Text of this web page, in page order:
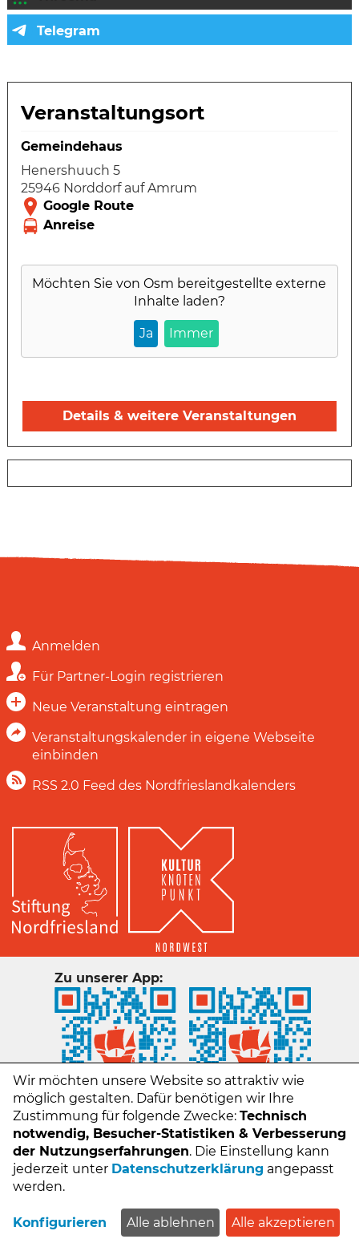
Veranstaltungsort
Gemeindehaus
Henershuuch 5
25946 Norddorf auf Amrum
Möchten Sie vonOsm bereitgestellte externe
Inhalte laden?
Ja Immer
Details & weitere Veranstaltungen
Anmelden
Für Partner-Login registrieren
Neue Veranstaltung eintragen
Veranstaltungskalender in eigene Webseite
einbinden
RSS 2.0 Feed des Nordfrieslandkalenders
Kontakt
Datenschutz
FAQs - Häufige Fragen
Zu unserer App:
Wir möchten unsere Website so attraktiv wie
möglich gestalten. Dafür benötigen wir Ihre
Zustimmung für folgende Zwecke: Technisch
notwendig, Besucher-Statistiken & Verbesserung
der Nutzungserfahrungen. Die Einstellung kann
jederzeit unter Datenschutzerklärung angepasst
werden.
Konfigurieren Alle ablehnen Alle akzeptieren